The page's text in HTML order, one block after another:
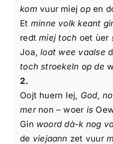
Over mij
Overige Informatie
kom vuur miejopen
Et minne volk keant
redtmiej toch oet ùer
Joa,loat wee vaalse
toch stroekeln op de
2.
Oojt huern Iej, God,
mernon – woer is
Gin woord dà-k nog
de viejaann zet vuur